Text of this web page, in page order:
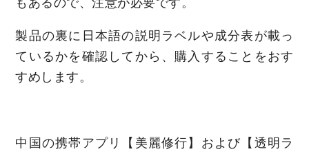
もあるので、注意が必要です。
製品の裏に日本語の説明ラベルや成分表が載っ
ているかを確認してから、購入することをおす
すめします。
中国の携帯アプリ【美麗修行】および【透明ラ